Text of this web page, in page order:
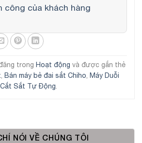
công của khách hàng
trong Hoạt động và được gắn thẻ
, Bán máy bẻ đai sắt Chiho, Máy Duỗi
Cắt Sắt Tự Động.
NÓI VỀ CHÚNG TÔI